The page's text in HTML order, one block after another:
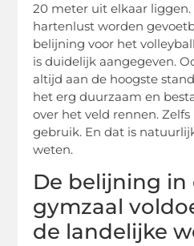
20 meter uit elkaar liggen.
hartenlust worden
belijning voor het
is duidelijk aangegeven.
altijd aan de hoogste
het erg duurzaam en
over het veld rennen.
gebruik. En dat is
weten.
De belijning in
gymzaal
de landelijke